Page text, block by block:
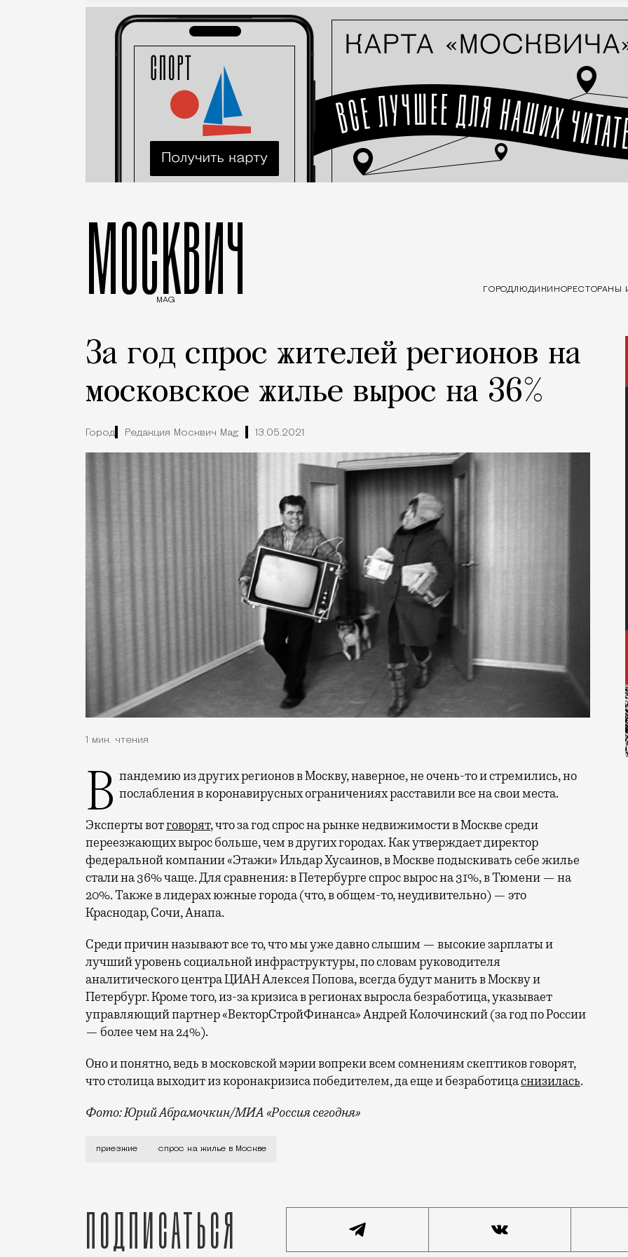
МОСКВИЧ
MAG
ГОРОДЛЮДИ КИНОРЕСТОРАНЫ
За год спрос жителей регионов на
московское жилье вырос на 36%
Город Редакция Москвич Mag 13.05.2021
1 мин. чтения
В пандемию из других регионов в Москву, наверное, не очень-то и стремились, но послабления в коронавирусных ограничениях расставили все на свои места.
Эксперты вотговорят, что за год спрос на рынке недвижимости в Москве среди
переезжающих вырос больше, чем в других городах. Как утверждает директор
федеральной компании «Этажи» Ильдар Хусаинов, в Москве подыскивать себе жилье
стали на 36% чаще. Для сравнения: в Петербурге спрос вырос на 31%, в Тюмени — на
20%. Также в лидерах южные города (что, в общем-то, неудивительно) — это
Краснодар, Сочи, Анапа.
Среди причин называют все то, что мы уже давно слышим — высокие зарплаты и
лучший уровень социальной инфраструктуры, по словам руководителя
аналитического центра ЦИАН Алексея Попова, всегда будут манить в Москву и
Петербург. Кроме того, из-за кризиса в регионах выросла безработица, указывает
управляющий партнер «ВекторСтройФинанса» Андрей Колочинский (за год по России
— более чем на 24%).
Оно и понятно, ведь в московской мэрии вопреки всем сомнениям скептиков говорят,
что столица выходит из коронакризиса победителем, да еще и безработицаснизилась.
Фото: Юрий Абрамочкин/МИА «Россия сегодня»
В пандемию из других регионов в Москву, наверное, не очень-то и стремились, но
приезжие спрос на жилье в Москве
Подписаться